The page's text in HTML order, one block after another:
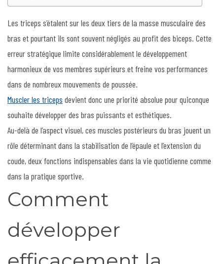
Les triceps s’étalent sur les deux tiers de la masse musculaire des
bras et pourtant ils sont souvent négligés au profit des biceps. Cette
erreur stratégique limite considérablement le développement
harmonieux de vos membres supérieurs et freine vos performances
dans de nombreux mouvements de poussée.
Muscler les triceps devient donc une priorité absolue pour quiconque
souhaite développer des bras puissants et esthétiques.
Au-delà de l’aspect visuel, ces muscles postérieurs du bras jouent un
rôle déterminant dans la stabilisation de l’épaule et l’extension du
coude, deux fonctions indispensables dans la vie quotidienne comme
dans la pratique sportive.
Comment
développer